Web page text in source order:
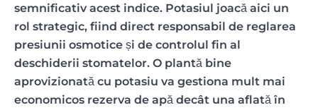
semnificativ acest indice. Potasiul joacă aici un
rol strategic, fiind direct responsabil de reglarea
presiunii osmotice și de controlul fin al
deschiderii stomatelor. O plantă bine
aprovizionată cu potasiu va gestiona mult mai
economicos rezerva de apă decât una aflată în